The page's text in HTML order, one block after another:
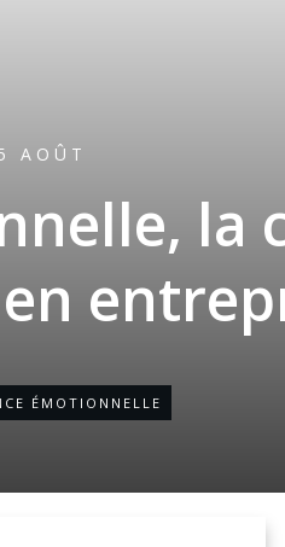
AOÛT
la
ÉMOTIONNELLE